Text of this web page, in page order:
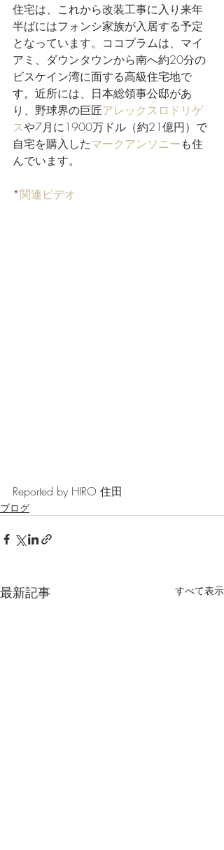
住宅は、これから改装工事に入り来年
半ばにはフォンシ家族が入居する予定
となっています。ココプラムは、マイ
アミ、ダウンタウンから南へ約20分の
ビスケイン湾に面する高級住宅地で
す。近所には、日本総領事公邸があ
り、野球界の巨匠アレックスロドリゲ
スや7月に1900万ドル（約21億円）で
自宅を購入したマークアンソニーも住
んでいます。
*関連ビデオ
Reported by HIRO 住田
ブログ
最新記事 すべて表示